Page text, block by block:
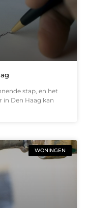
stap, en het
in Den Haag kan
WONINGEN